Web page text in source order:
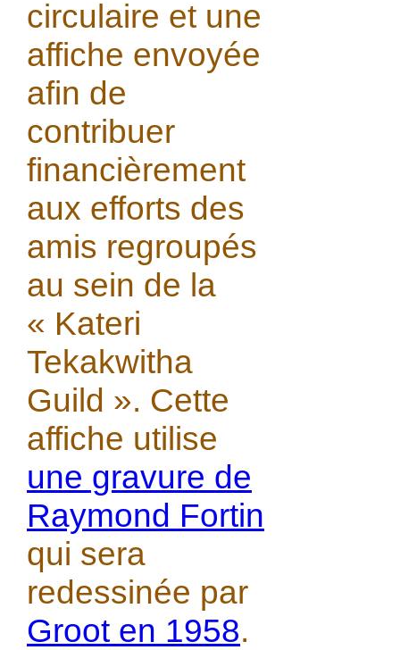
circulaire et une
affiche envoyée
afin de
contribuer
financièrement
aux efforts des
amis regroupés
au sein de la
« Kateri
Tekakwitha
Guild ». Cette
affiche utilise
une gravure de
Raymond Fortin
qui sera
redessinée par
Groot en 1958.